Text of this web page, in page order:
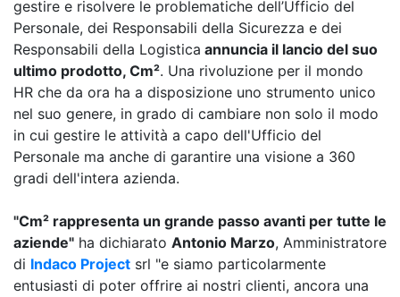
gestire e risolvere le problematiche dell’Ufficio del
Personale, dei Responsabili della Sicurezza e dei
Responsabili della Logistica annuncia il lancio del suo
ultimo prodotto, Cm². Una rivoluzione per il mondo
HR che da ora ha a disposizione uno strumento unico
nel suo genere, in grado di cambiare non solo il modo
in cui gestire le attività a capo dell'Ufficio del
Personale ma anche di garantire una visione a 360
gradi dell'intera azienda.
"Cm² rappresenta un grande passo avanti per tutte le
aziende" ha dichiarato Antonio Marzo, Amministratore
di Indaco Project srl "e siamo particolarmente
entusiasti di poter offrire ai nostri clienti, ancora una